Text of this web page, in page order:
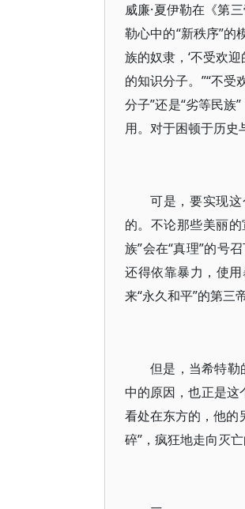
威廉·夏伊勒在《第
勒心中的“新秩序”
族的奴隶，‘不受欢
的知识分子。”“不受
分子”还是“劣等民
用。对于困顿于历史
可是，要实现
的。不论那些美丽
族”会在“真理”的号
还得依靠暴力，使
来“永久和平”的第三帝
但是，当希特勒
中的原因，也正是这
看处在东方的，他
碎”，疯狂地走向灭